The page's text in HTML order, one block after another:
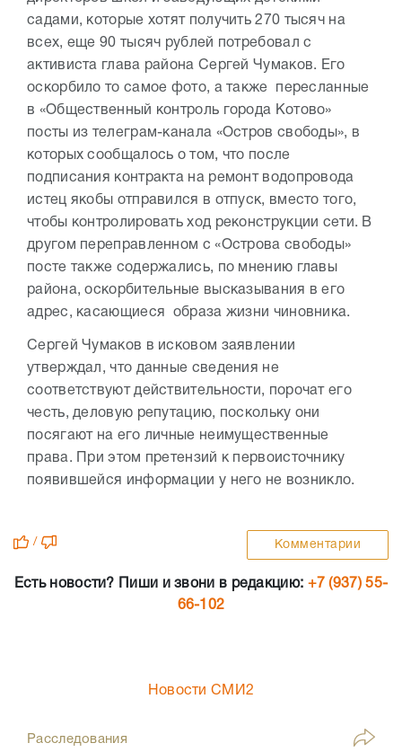
садами, которые хотят получить 270 тысяч на
всех, еще 90 тысяч рублей потребовал с
активиста глава района Сергей Чумаков. Его
оскорбило то самое фото, а также пересланные
в «Общественный контроль города Котово»
посты из телеграм-канала «Остров свободы», в
которых сообщалось о том, что после
подписания контракта на ремонт водопровода
истец якобы отправился в отпуск, вместо того,
чтобы контролировать ход реконструкции сети. В
другом переправленном с «Острова свободы»
посте также содержались, по мнению главы
района, оскорбительные высказывания в его
адрес, касающиеся образа жизни чиновника.
Сергей Чумаков в исковом заявлении
утверждал, что данные сведения не
соответствуют действительности, порочат его
честь, деловую репутацию, поскольку они
посягают на его личные неимущественные
права. При этом претензий к первоисточнику
появившейся информации у него не возникло.
/ Комментарии
Есть новости? Пиши и звони в редакцию: +7 (937) 55-
66-102
Новости СМИ2
Расследования